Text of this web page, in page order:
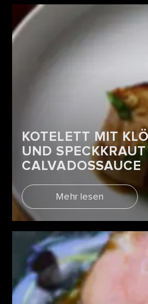
KOTELETT MIT
UND SPECKKRAUT
CALVADOSSAUCE
Mehr lesen